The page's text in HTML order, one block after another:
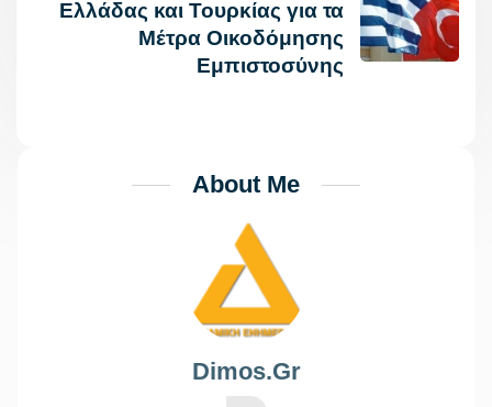
Ελλάδας και Τουρκίας για τα
Μέτρα Οικοδόμησης
Εμπιστοσύνης
About Me
Dimos.gr